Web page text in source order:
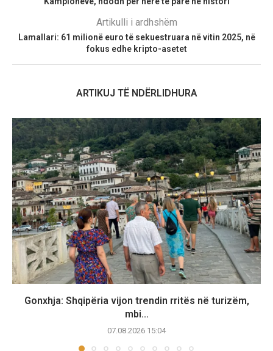
Artikulli i ardhshëm
Lamallari: 61 milionë euro të sekuestruara në vitin 2025, në
fokus edhe kripto-asetet
ARTIKUJ TË NDËRLIDHURA
Gonxhja: Shqipëria vijon trendin rritës në turizëm,
mbi...
07.08.2026 15:04